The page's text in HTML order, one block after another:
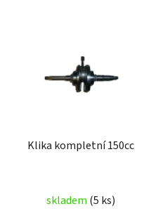
Klika kompletní 150cc
skladem (5 ks)